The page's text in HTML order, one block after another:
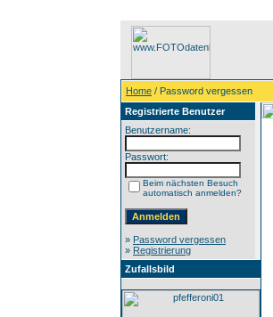
Home / Password vergessen
Registrierte Benutzer
Benutzername:
Passwort:
Beim nächsten Besuch
automatisch anmelden?
» Password vergessen
» Registrierung
Zufallsbild